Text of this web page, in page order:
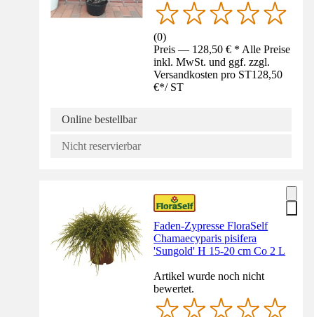
(0)
Preis — 128,50 € * Alle Preise
inkl. MwSt. und ggf. zzgl.
Versandkosten pro ST128,50
€*/ ST
Online bestellbar
Nicht reservierbar
Faden-Zypresse FloraSelf
Chamaecyparis pisifera
'Sungold' H 15-20 cm Co 2 L
Artikel wurde noch nicht
bewertet.